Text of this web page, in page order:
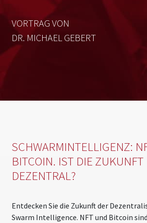
VORTRAG VON
DR. MICHAEL GEBERT
SCHWARMINTELLIGENZ:
BITCOIN. IST DIE ZUKUNFT
DEZENTRAL?
Entdecken Sie die Zukunft der
Swarm Intelligence. NFT und Bitcoin